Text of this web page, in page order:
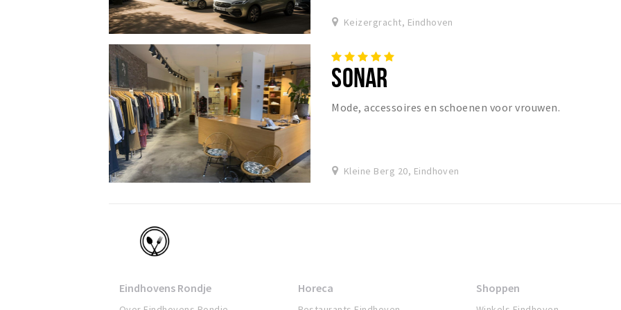
Keizergracht, Eindhoven
SONAR
Mode, accessoires en schoenen voor vrouwen.
Kleine Berg 20, Eindhoven
Eindhoven
Eindhovens Rondje Horeca Shoppen